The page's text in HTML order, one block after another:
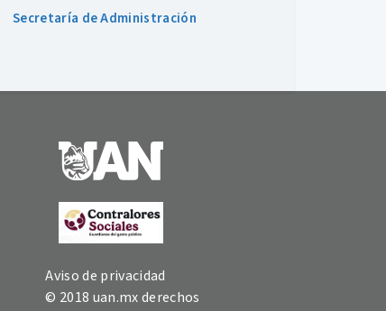
Secretaría de Administración
Aviso de privacidad
© 2018 uan.mx derechos